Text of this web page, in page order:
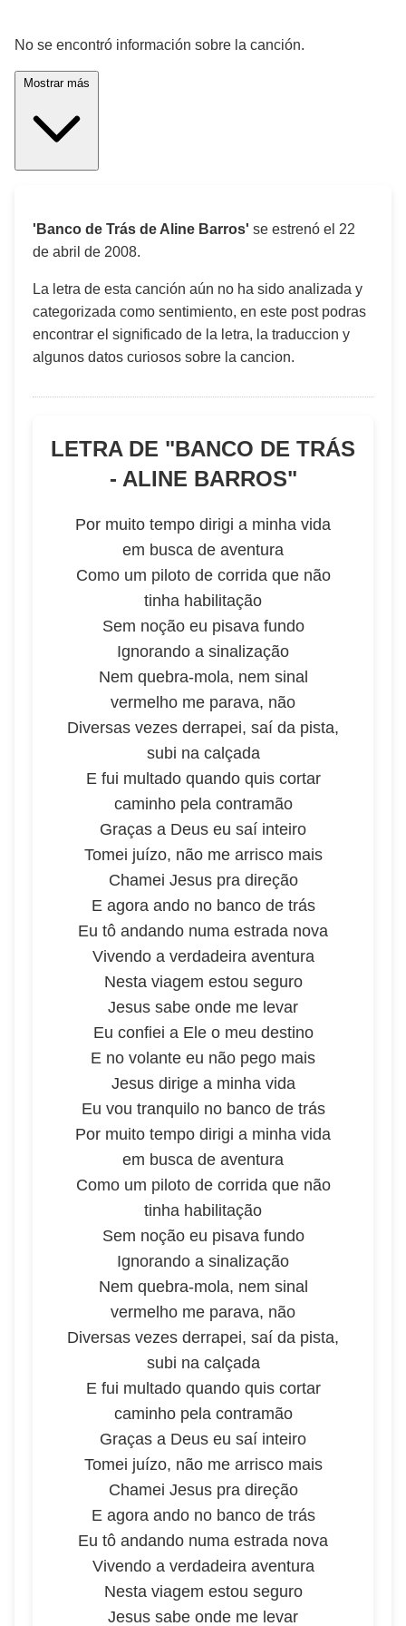
No se encontró información sobre la canción.
'Banco de Trás de Aline Barros' se estrenó el 22
de abril de 2008.
La letra de esta canción aún no ha sido analizada y
categorizada como sentimiento, en este post podras
encontrar el significado de la letra, la traduccion y
algunos datos curiosos sobre la cancion.
LETRA DE "BANCO DE TRÁS
- ALINE BARROS"
Por muito tempo dirigi a minha vida
em busca de aventura
Como um piloto de corrida que não
tinha habilitação
Sem noção eu pisava fundo
Ignorando a sinalização
Nem quebra-mola, nem sinal
vermelho me parava, não
Diversas vezes derrapei, saí da pista,
subi na calçada
E fui multado quando quis cortar
caminho pela contramão
Graças a Deus eu saí inteiro
Tomei juízo, não me arrisco mais
Chamei Jesus pra direção
E agora ando no banco de trás
Eu tô andando numa estrada nova
Vivendo a verdadeira aventura
Nesta viagem estou seguro
Jesus sabe onde me levar
Eu confiei a Ele o meu destino
E no volante eu não pego mais
Jesus dirige a minha vida
Eu vou tranquilo no banco de trás
Por muito tempo dirigi a minha vida
em busca de aventura
Como um piloto de corrida que não
tinha habilitação
Sem noção eu pisava fundo
Ignorando a sinalização
Nem quebra-mola, nem sinal
vermelho me parava, não
Diversas vezes derrapei, saí da pista,
subi na calçada
E fui multado quando quis cortar
caminho pela contramão
Graças a Deus eu saí inteiro
Tomei juízo, não me arrisco mais
Chamei Jesus pra direção
E agora ando no banco de trás
Eu tô andando numa estrada nova
Vivendo a verdadeira aventura
Nesta viagem estou seguro
Jesus sabe onde me levar